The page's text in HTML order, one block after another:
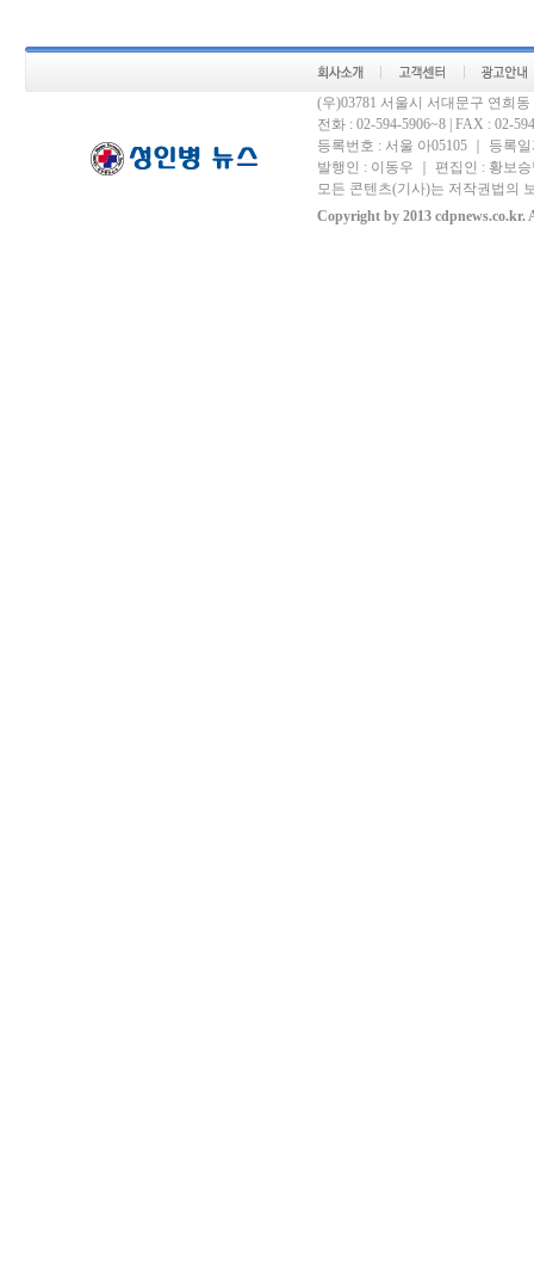
(우)03781 서울시 서대문구 연희
전화 : 02-594-5906~8 | FAX : 02-
등록번호 : 서울 아05105 ｜ 등록
발행인 : 이동우 ｜ 편집인 : 황보
모든 콘텐츠(기사)는 저작권법의
Copyright by 2013 cdpnews.co.kr.